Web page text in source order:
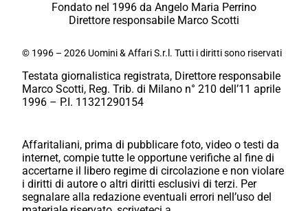
Fondato nel 1996 da Angelo Maria Perrino
Direttore responsabile Marco Scotti
© 1996 – 2026 Uomini & Affari S.r.l. Tutti i diritti sono riservati
Testata giornalistica registrata, Direttore responsabile
Marco Scotti, Reg. Trib. di Milano n° 210 dell’11 aprile
1996 – P.I. 11321290154
Affaritaliani, prima di pubblicare foto, video o testi da
internet, compie tutte le opportune verifiche al fine di
accertarne il libero regime di circolazione e non violare
i diritti di autore o altri diritti esclusivi di terzi. Per
segnalare alla redazione eventuali errori nell’uso del